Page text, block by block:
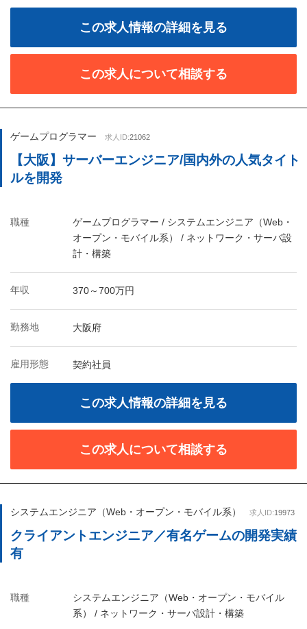
この求人情報の詳細を見る
この求人について相談する
ゲームプログラマー 求人ID:21062
【大阪】サーバーエンジニア/国内外の人気タイト
ルを開発
職種
ゲームプログラマー / システムエンジニア（Web・
オープン・モバイル系） / ネットワーク・サーバ設
計・構築
年収 370～700万円
勤務地 大阪府
雇用形態 契約社員
この求人情報の詳細を見る
この求人について相談する
システムエンジニア（Web・オープン・モバイル系） 求人ID:19973
クライアントエンジニア／有名ゲームの開発実績
有
職種
システムエンジニア（Web・オープン・モバイル
系） / ネットワーク・サーバ設計・構築